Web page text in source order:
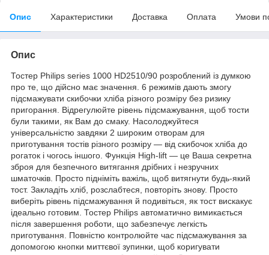
Опис Характеристики Доставка Оплата Умови
Опис
Тостер Philips series 1000 HD2510/90 розроблений із думкою
про те, що дійсно має значення. 6 режимів дають змогу
підсмажувати скибочки хліба різного розміру без ризику
пригорання. Відрегулюйте рівень підсмажування, щоб тости
були такими, як Вам до смаку. Насолоджуйтеся
універсальністю завдяки 2 широким отворам для
приготування тостів різного розміру — від скибочок хліба до
рогаток і чогось іншого. Функція High-lift — це Ваша секретна
зброя для безпечного витягання дрібних і незручних
шматочків. Просто підніміть важіль, щоб витягнути будь-який
тост. Закладіть хліб, розслабтеся, повторіть знову. Просто
виберіть рівень підсмажування й подивіться, як тост вискакує
ідеально готовим. Тостер Philips автоматично вимикається
після завершення роботи, що забезпечує легкість
приготування. Повністю контролюйте час підсмажування за
допомогою кнопки миттєвої зупинки, щоб коригувати